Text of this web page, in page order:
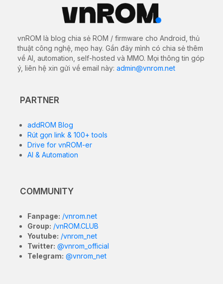
vnROM là blog chia sẻ ROM / firmware cho Android, thủ
thuật công nghệ, mẹo hay. Gần đây mình có chia sẻ thêm
về AI, automation, self-hosted và MMO. Mọi thông tin góp
ý, liên hệ xin gửi về email này: admin@vnrom.net
PARTNER
addROM Blog
Rút gọn link & 100+ tools
Drive for vnROM-er
AI & Automation
COMMUNITY
Fanpage: /vnrom.net
Group: /vnROM.CLUB
Youtube: /vnrom_net
Twitter: @vnrom_official
Telegram: @vnrom_net